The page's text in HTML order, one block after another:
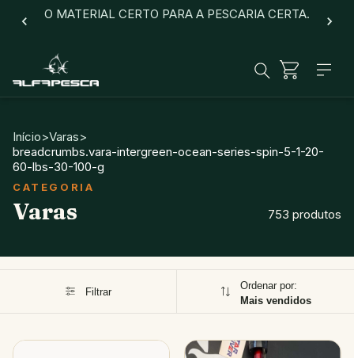
O MATERIAL CERTO PARA A PESCARIA CERTA.
Início>Varas>
breadcrumbs.vara-intergreen-ocean-series-spin-5-1-20-
60-lbs-30-100-g
Varas 753 produtos
Filtrar
Ordenar por:
Mais vendidos